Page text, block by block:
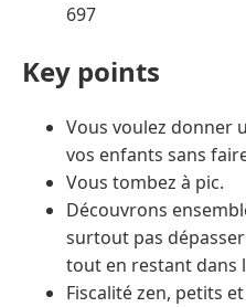
697
Key points
Vous voulez donner
vos enfants sans
Vous tombez à pic.
Découvrons
surtout pas
tout en restant dans
Fiscalité zen, petits